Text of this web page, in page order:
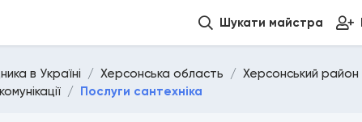
Шукати майстра
в Україні Херсонська область Херсонський район
Послуги сантехніка